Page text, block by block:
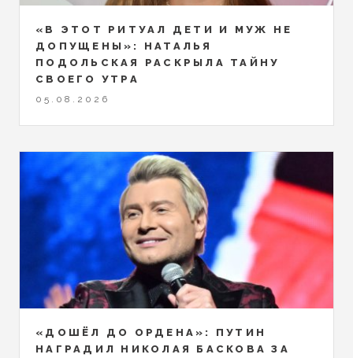
«В ЭТОТ РИТУАЛ ДЕТИ И МУЖ НЕ
ДОПУЩЕНЫ»: НАТАЛЬЯ
ПОДОЛЬСКАЯ РАСКРЫЛА ТАЙНУ
СВОЕГО УТРА
05.08.2026
«ДОШЁЛ ДО ОРДЕНА»: ПУТИН
НАГРАДИЛ НИКОЛАЯ БАСКОВА ЗА